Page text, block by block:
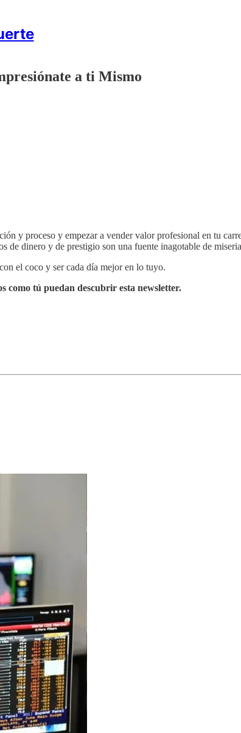
a ti Mismo
y proceso y empezar a vender valor profesional en tu
de dinero y de prestigio son una fuente inagotable de
el coco y ser cada día mejor en lo tuyo.
como tú puedan descubrir esta newsletter.